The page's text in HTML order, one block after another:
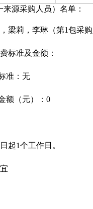
源采购人员）名单：
梁莉，李琳（第1包采
标准及金额：
准：无
额（元）：0
起1个工作日。